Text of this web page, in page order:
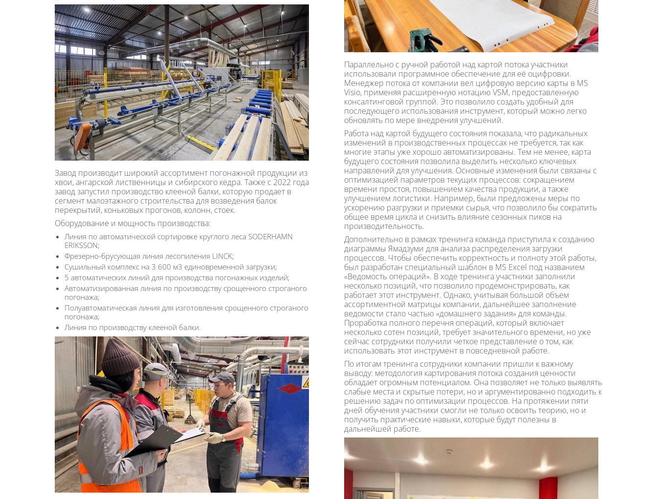
Завод производит широкий ассортимент погонажной продукции из
хвои, ангарской лиственницы и сибирского кедра. Также с 2022 года
завод запустил производство клееной балки, которую продает в
сегмент малоэтажного строительства для возведения балок
перекрытий, коньковых прогонов, колонн, стоек.
Оборудование и мощность производства:
Линия по автоматической сортировке круглого леса SODERHAMN
ERIKSSON;
Фрезерно-брусующая линия лесопиления LINCK;
Сушильный комплекс на 3 600 м3 единовременной загрузки;
5 автоматических линий для производства погонажных изделий;
Автоматизированная линия по производству срощенного строганого
погонажа;
Полуавтоматическая линия для изготовления срощенного строганого
погонажа;
Линия по производству клееной балки.
Параллельно с ручной работой над картой потока участники
использовали программное обеспечение для её оцифровки.
Менеджер потока от компании вел цифровую версию карты в MS
Visio, применяя расширенную нотацию VSM, предоставленную
консалтинговой группой. Это позволило создать удобный для
последующего использования инструмент, который можно легко
обновлять по мере внедрения улучшений.
Работа над картой будущего состояния показала, что радикальных
изменений в производственных процессах не требуется, так как
многие этапы уже хорошо автоматизированы. Тем не менее, карта
будущего состояния позволила выделить несколько ключевых
направлений для улучшения. Основные изменения были связаны с
оптимизацией параметров текущих процессов: сокращением
времени простоя, повышением качества продукции, а также
улучшением логистики. Например, были предложены меры по
ускорению разгрузки и приемки сырья, что позволило бы сократить
общее время цикла и снизить влияние сезонных пиков на
производительность.
Дополнительно в рамках тренинга команда приступила к созданию
диаграммы Ямадзуми для анализа распределения загрузки
процессов. Чтобы обеспечить корректность и полноту этой работы,
был разработан специальный шаблон в MS Excel под названием
«Ведомость операций». В ходе тренинга участники заполнили
несколько позиций, что позволило продемонстрировать, как
работает этот инструмент. Однако, учитывая большой объем
ассортиментной матрицы компании, дальнейшее заполнение
ведомости стало частью «домашнего задания» для команды.
Проработка полного перечня операций, который включает
несколько сотен позиций, требует значительного времени, но уже
сейчас сотрудники получили четкое представление о том, как
использовать этот инструмент в повседневной работе.
По итогам тренинга сотрудники компании пришли к важному
выводу: методология картирования потока создания ценности
обладает огромным потенциалом. Она позволяет не только выявлять
слабые места и скрытые потери, но и аргументированно подходить к
решению задач по оптимизации процессов. На протяжении пяти
дней обучения участники смогли не только освоить теорию, но и
получить практические навыки, которые будут полезны в
дальнейшей работе.